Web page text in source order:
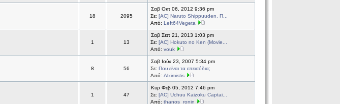
18 2095
Σαβ Οκτ 06, 2012 9:36 pm
Σε: [AC] Naruto Shippuuden. Π...
Από: Left64Vegeta
1 13
Σαβ Σεπ 21, 2013 1:03 pm
Σε: [AC] Hokuto no Ken (Movie...
Από: vouk
8 56
Σαβ Ιούν 23, 2007 5:34 pm
Σε: Που είναι τα επεισόδια;
Από: Alximistis
1 47
Κυρ Φεβ 05, 2012 7:46 pm
Σε: [AC] Uchuu Kaizoku Captai...
Από: thanos_ronin